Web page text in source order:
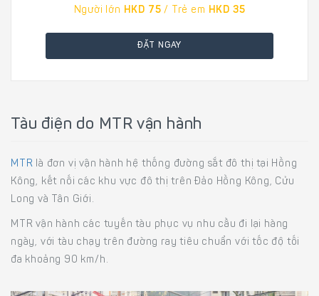
Người lớn HKD 75 / Trẻ em HKD 35
ĐẶT NGAY
Tàu điện do MTR vận hành
MTR là đơn vị vận hành hệ thống đường sắt đô thị tại Hồng
Kông, kết nối các khu vực đô thị trên Đảo Hồng Kông, Cửu
Long và Tân Giới.
MTR vận hành các tuyến tàu phục vụ nhu cầu đi lại hàng
ngày, với tàu chạy trên đường ray tiêu chuẩn với tốc độ tối
đa khoảng 90 km/h.